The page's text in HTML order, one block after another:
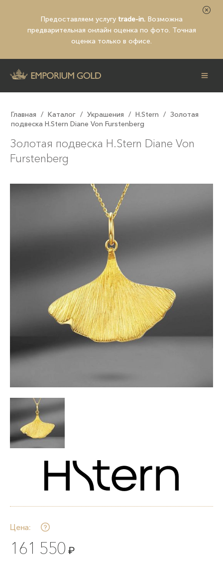
Предоставляем услугу trade-in. Возможна
предварительная онлайн оценка по фото. Точная
оценка только в офисе.
Главная / Каталог / Украшения / H.Stern / Золотая
подвеска H.Stern Diane Von Furstenberg
Золотая подвеска H.Stern Diane Von
Furstenberg
Цена:
161 550 ₽